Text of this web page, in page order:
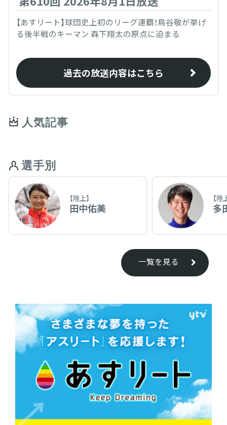
【あすリート】球団史上初のリーグ連覇！鳥谷敬が挙げ
る後半戦のキーマン 森下翔太の原点に迫まる
過去の放送内容はこちら
人気記事
選手別
【陸上】
田中佑美
【陸
多
一覧を見る